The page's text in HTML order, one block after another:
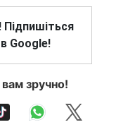
Підпишіться
Google!
зручно!